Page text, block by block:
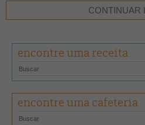
wheel, roda desenvolvida em 1995
a comunicação internacional do
A nova roda de características do café
a partir de 679 palavras utilizadas por
desenvolvimento da pesquisa,
que vão do geral ao específico.
CONTINUAR
encontre uma receita
encontre uma cafeteria